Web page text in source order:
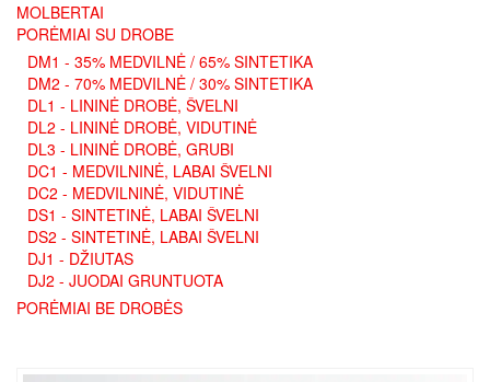
MOLBERTAI
PORĖMIAI SU DROBE
DM1 - 35% MEDVILNĖ / 65% SINTETIKA
DM2 - 70% MEDVILNĖ / 30% SINTETIKA
DL1 - LININĖ DROBĖ, ŠVELNI
DL2 - LININĖ DROBĖ, VIDUTINĖ
DL3 - LININĖ DROBĖ, GRUBI
DC1 - MEDVILNINĖ, LABAI ŠVELNI
DC2 - MEDVILNINĖ, VIDUTINĖ
DS1 - SINTETINĖ, LABAI ŠVELNI
DS2 - SINTETINĖ, LABAI ŠVELNI
DJ1 - DŽIUTAS
DJ2 - JUODAI GRUNTUOTA
PORĖMIAI BE DROBĖS